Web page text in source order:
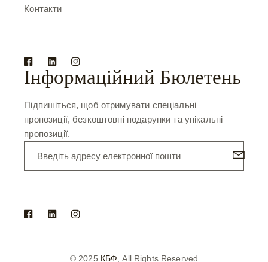
Контакти
Інформаційний Бюлетень
Підпишіться, щоб отримувати спеціальні
пропозиції, безкоштовні подарунки та унікальні
пропозиції.
© 2025 КБФ , All Rights Reserved